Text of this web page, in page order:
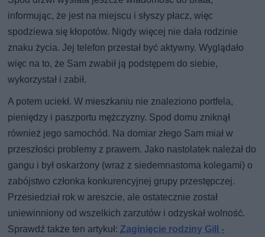
informując, że jest na miejscu i słyszy płacz, więc
spodziewa się kłopotów. Nigdy więcej nie dała rodzinie
znaku życia. Jej telefon przestał być aktywny. Wyglądało
więc na to, że Sam zwabił ją podstępem do siebie,
wykorzystał i zabił.
A potem uciekł. W mieszkaniu nie znaleziono portfela,
pieniędzy i paszportu mężczyzny. Spod domu zniknął
również jego samochód. Na domiar złego Sam miał w
przeszłości problemy z prawem. Jako nastolatek należał do
gangu i był oskarżony (wraz z siedemnastoma kolegami) o
zabójstwo członka konkurencyjnej grupy przestępczej.
Przesiedział rok w areszcie, ale ostatecznie został
uniewinniony od wszelkich zarzutów i odzyskał wolność.
Sprawdź także ten artykuł:Zaginięcie rodziny Gill -